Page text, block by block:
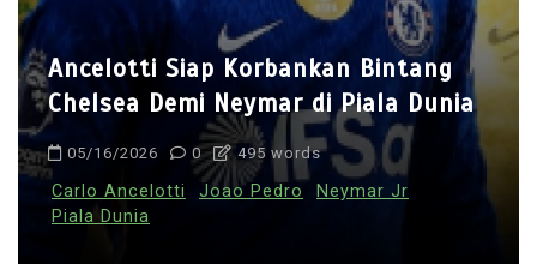
Ancelotti Siap Korbankan Bintang
Chelsea Demi Neymar di Piala Dunia
05/16/2026 0 495 words
Carlo Ancelotti Joao Pedro
Neymar Jr
Piala Dunia